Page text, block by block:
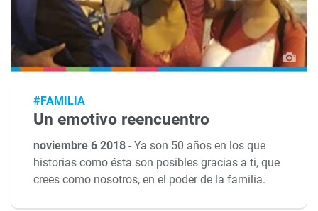
#FAMILIA
Un emotivo reencuentro
noviembre 6 2018-Ya son 50 años en los que
historias como ésta son posibles gracias a ti, que
crees como nosotros, en el poder de la familia.